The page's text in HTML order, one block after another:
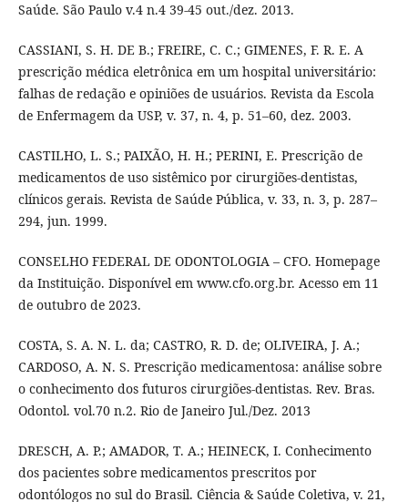
Saúde. São Paulo v.4 n.4 39-45 out./dez. 2013.
CASSIANI, S. H. DE B.; FREIRE, C. C.; GIMENES, F. R. E. A
prescrição médica eletrônica em um hospital universitário:
falhas de redação e opiniões de usuários. Revista da Escola
de Enfermagem da USP, v. 37, n. 4, p. 51–60, dez. 2003.
CASTILHO, L. S.; PAIXÃO, H. H.; PERINI, E. Prescrição de
medicamentos de uso sistêmico por cirurgiões-dentistas,
clínicos gerais. Revista de Saúde Pública, v. 33, n. 3, p. 287–
294, jun. 1999.
CONSELHO FEDERAL DE ODONTOLOGIA – CFO. Homepage
da Instituição. Disponível em www.cfo.org.br. Acesso em 11
de outubro de 2023.
COSTA, S. A. N. L. da; CASTRO, R. D. de; OLIVEIRA, J. A.;
CARDOSO, A. N. S. Prescrição medicamentosa: análise sobre
o conhecimento dos futuros cirurgiões-dentistas. Rev. Bras.
Odontol. vol.70 n.2. Rio de Janeiro Jul./Dez. 2013
DRESCH, A. P.; AMADOR, T. A.; HEINECK, I. Conhecimento
dos pacientes sobre medicamentos prescritos por
odontólogos no sul do Brasil. Ciência & Saúde Coletiva, v. 21,